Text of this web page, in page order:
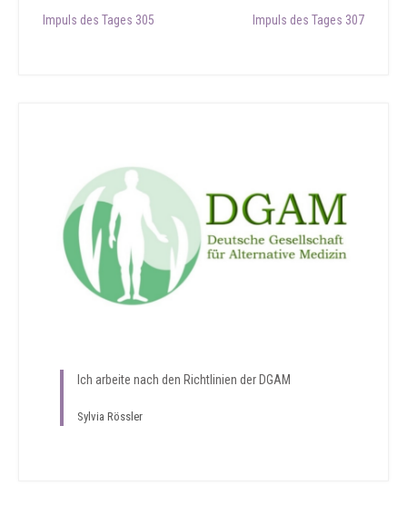
navigation
Impuls des Tages 305 Impuls des Tages 307
Ich arbeite nach den Richtlinien der DGAM
Sylvia Rössler